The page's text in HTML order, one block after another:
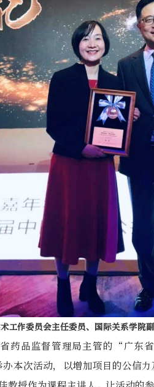
工作委员会主任委员、国际关系学院
药品监督管理局主管的“广东
本次活动，以增加项目的公信